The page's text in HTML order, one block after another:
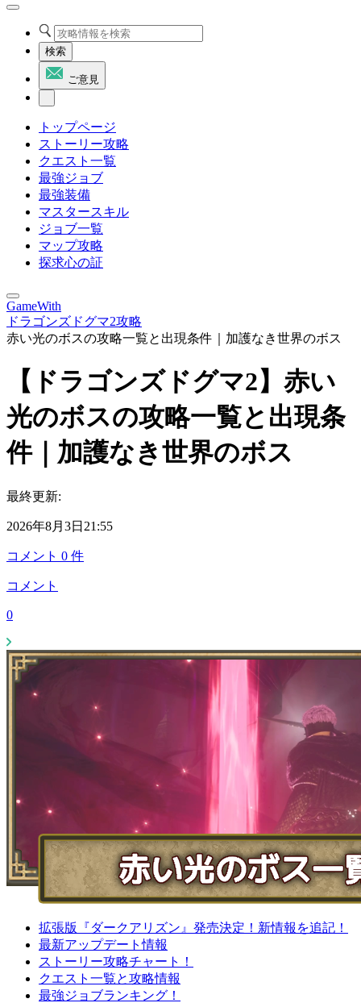
検索
ご意見
トップページ
ストーリー攻略
クエスト一覧
最強ジョブ
最強装備
マスタースキル
ジョブ一覧
マップ攻略
探求心の証
GameWith
ドラゴンズドグマ2攻略
赤い光のボスの攻略一覧と出現条件｜加護なき世界のボス
【ドラゴンズドグマ2】赤い
光のボスの攻略一覧と出現条
件｜加護なき世界のボス
最終更新:
2026年8月3日21:55
コメント 0 件
コメント
0
拡張版『ダークアリズン』発売決定！新情報を追記！
最新アップデート情報
ストーリー攻略チャート！
クエスト一覧と攻略情報
最強ジョブランキング！